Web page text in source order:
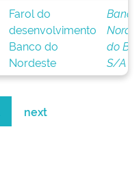
Farol do
desenvolvimento
Banco do
Nordeste
do
S/A
next